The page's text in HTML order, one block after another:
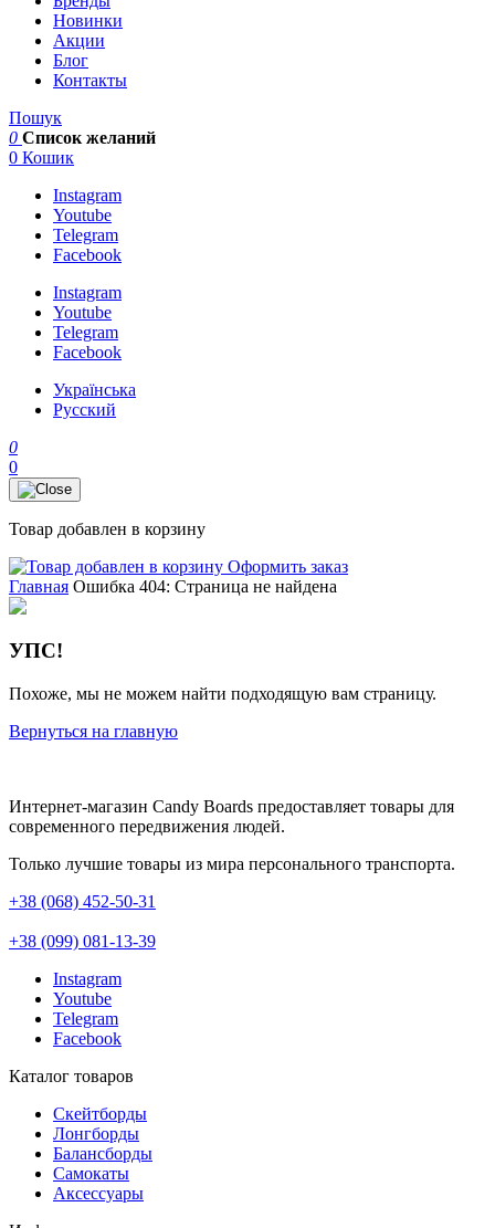
Новинки
Акции
Блог
Контакты
Пошук
0 Список желаний
0 Кошик
Instagram
Youtube
Telegram
Facebook
Instagram
Youtube
Telegram
Facebook
Українська
Русский
0
0
Товар добавлен в корзину
Оформить заказ
Главная Ошибка 404: Страница не найдена
УПС!
Похоже, мы не можем найти подходящую вам страницу.
Вернуться на главную
Интернет-магазин Candy Boards предоставляет товары для
современного передвижения людей.
Только лучшие товары из мира персонального транспорта.
+38 (068) 452-50-31
+38 (099) 081-13-39
Instagram
Youtube
Telegram
Facebook
Каталог товаров
Скейтборды
Лонгборды
Балансборды
Самокаты
Аксессуары